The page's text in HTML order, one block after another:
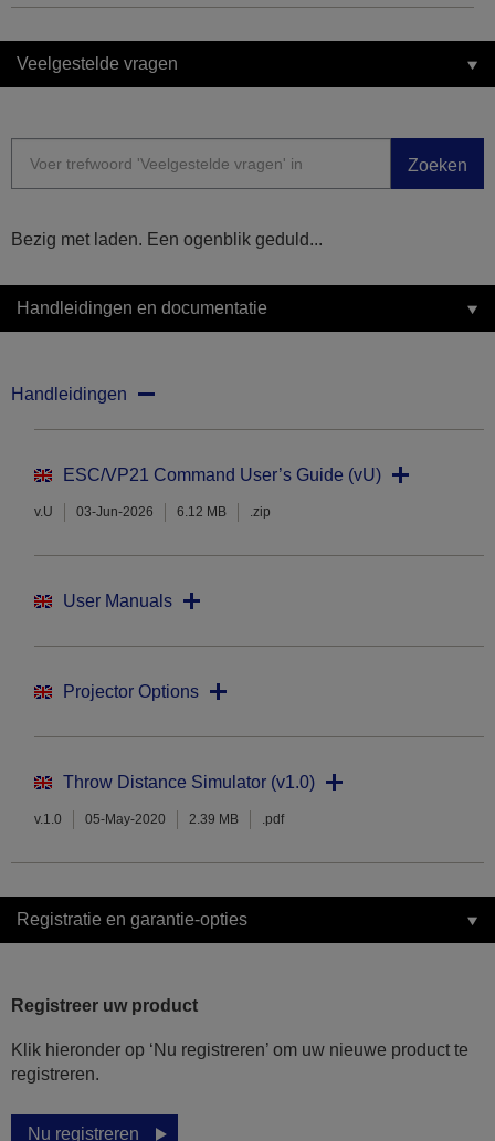
Veelgestelde vragen
Zoeken
Bezig met laden. Een ogenblik geduld...
Handleidingen en documentatie
Handleidingen
ESC/VP21 Command User’s Guide (vU)
v.U 03-Jun-2026 6.12 MB .zip
User Manuals
Projector Options
Throw Distance Simulator (v1.0)
v.1.0 05-May-2020 2.39 MB .pdf
Registratie en garantie-opties
Registreer uw product
Klik hieronder op ‘Nu registreren’ om uw nieuwe product te
registreren.
Nu registreren